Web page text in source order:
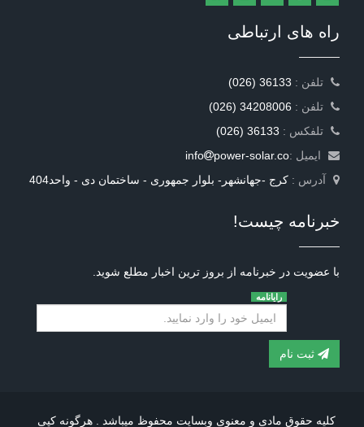
راه های ارتباطی
(026) 36133
(026) 34208006
(026) 36133
ایمیل :
info
power-solar.co
آدرس : کرج -جهانشهر- بلوار جمهوری - ساختمان دی - واحد404
خبرنامه چیست!
با عضویت در خبرنامه از بروز ترین اخبار مطلع شوید.
رایانامه
ثبت نام
کلیه حقوق مادی و معنوی وبسایت محفوظ میباشد . هرگونه کپی